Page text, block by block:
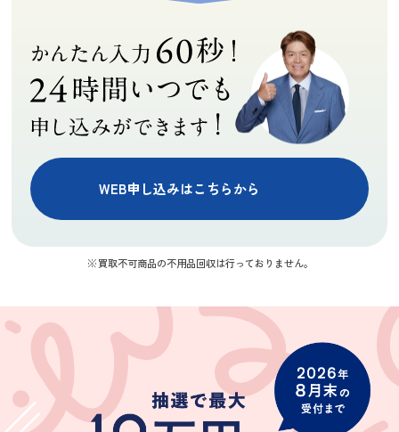
17:55
1
てにおいて親切
丁寧で、とても
気持ちの良いお
た。またご縁が
(Googleのクチコミか
2026年07月13日
19:04
1
て本当に助かり
ました。ありが
とうございまし
た。担当の方も
とても素敵な方
でまたお願いし
たいと思いま
2026年07月11日
10:52
1
川久保裕
★★★★
いただき、結果
にも満足してい
ます。ガラクタ
だと思っていた
モノも買取って
もらいました。
遅い時間までご
(Googleのクチコミか
2026年07月08日
08:04
ky mur
★★★★★
具や家電につい
ださりとても助
かりましたあり
がとうございま
す
(Googleのクチコミか
2026年07月01日
10:54
にこちゃん
★★★★
を依頼したとこ
ろ、買取してい
ただけなかった
のが残念でした
が、ついでにバ
ッグやジュエリ
ーを査定してい
(Googleのクチコミか
ら引用)
2026年06月28日
20:13
WEB申し込みはこちらから
買取不可商品の不用品回収は行っておりません。